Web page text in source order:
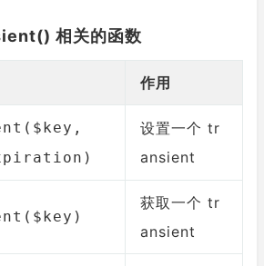
相关的函数
作用
设置一个 tr
ansient
获取一个 tr
ansient